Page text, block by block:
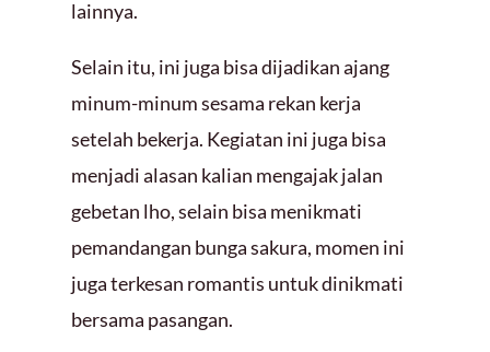
lainnya.
Selain itu, ini juga bisa dijadikan ajang
minum-minum sesama rekan kerja
setelah bekerja. Kegiatan ini juga bisa
menjadi alasan kalian mengajak jalan
gebetan lho, selain bisa menikmati
pemandangan bunga sakura, momen ini
juga terkesan romantis untuk dinikmati
bersama pasangan.